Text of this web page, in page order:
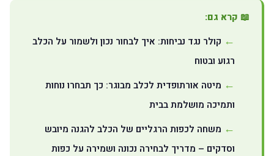
📖 קרא גם:
קולר נגד נביחות: איך לבחור נכון ולשמור על הכלב
רגוע ובטוח
מיטה אורתופדית לכלב מבוגר: כך תבחרו נוחות
ותמיכה מושלמת בבית
משחה לכפות הרגליים של הכלב להגנה מיובש
וסדקים – מדריך לבחירה נכונה ושמירה על כפות